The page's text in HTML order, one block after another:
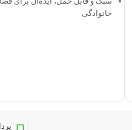
خانوادگی